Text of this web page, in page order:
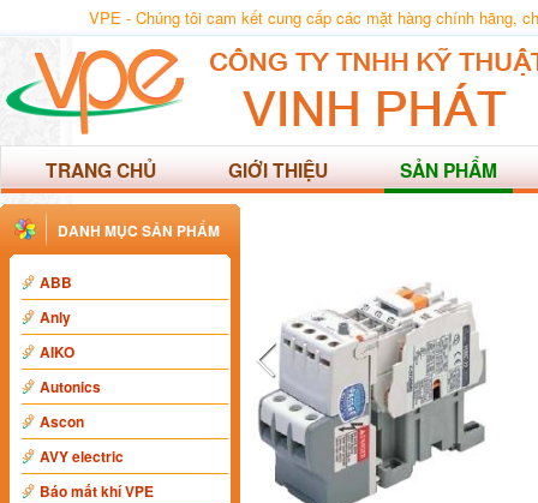
VPE - Chúng tôi cam kết cung cấp các mặt hàng chính hãng,
TRANG CHỦ GIỚI THIỆU SẢN PHẨM
DANH MỤC SẢN PHẨM
ABB
Anly
AIKO
Autonics
Ascon
AVY electric
Báo mất khí VPE